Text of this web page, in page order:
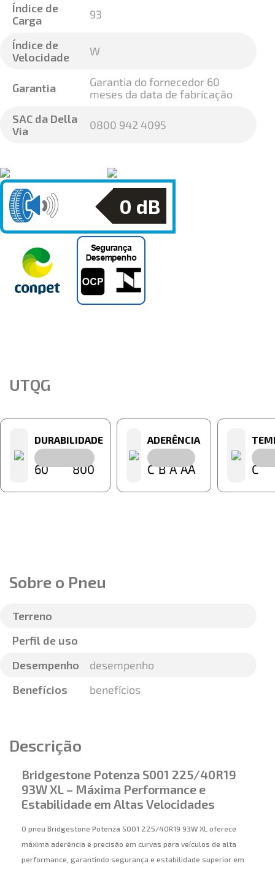
Índice de
Carga
93
Índice de
Velocidade
W
Garantia
Garantia do fornecedor 60
meses da data de fabricação
SAC da Della
Via
0800 942 4095
0 dB
UTQG
DURABILIDADE
60 800
ADERÊNCIA
C B A AA C
Sobre o Pneu
Terreno
Perfil de uso
Desempenho
desempenho
Benefícios
benefícios
Descrição
Bridgestone Potenza S001 225/40R19
93W XL – Máxima Performance e
Estabilidade em Altas Velocidades
O pneu Bridgestone Potenza S001 225/40R19 93W XL oferece
máxima aderência e precisão em curvas para veículos de alta
performance, garantindo segurança e estabilidade superior em